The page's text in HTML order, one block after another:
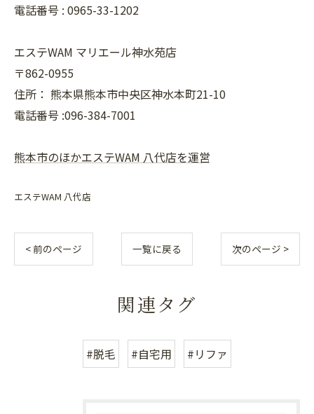
電話番号 : 0965-33-1202
エステWAM マリエール神水苑店
〒862-0955
住所： 熊本県熊本市中央区神水本町21-10
電話番号 :096-384-7001
熊本市のほかエステWAM 八代店を運営
エステWAM 八代店
< 前のページ 一覧に戻る 次のページ >
関連タグ
#脱毛 #自宅用 #リファ